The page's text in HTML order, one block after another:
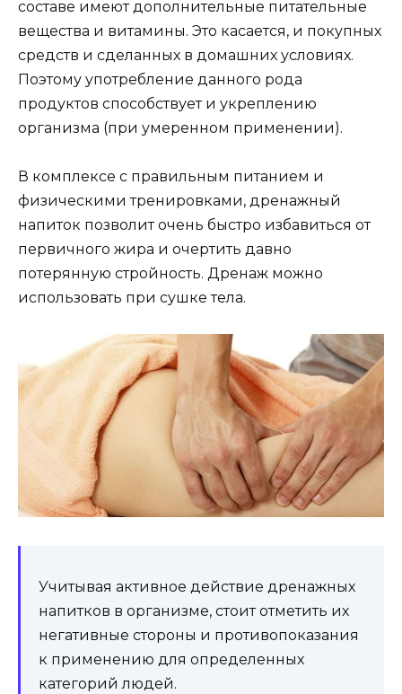
составе имеют дополнительные питательные
вещества и витамины. Это касается, и покупных
средств и сделанных в домашних условиях.
Поэтому употребление данного рода
продуктов способствует и укреплению
организма (при умеренном применении).
В комплексе с правильным питанием и
физическими тренировками, дренажный
напиток позволит очень быстро избавиться от
первичного жира и очертить давно
потерянную стройность. Дренаж можно
использовать при сушке тела.
Учитывая активное действие дренажных
напитков в организме, стоит отметить их
негативные стороны и противопоказания
к применению для определенных
категорий людей.